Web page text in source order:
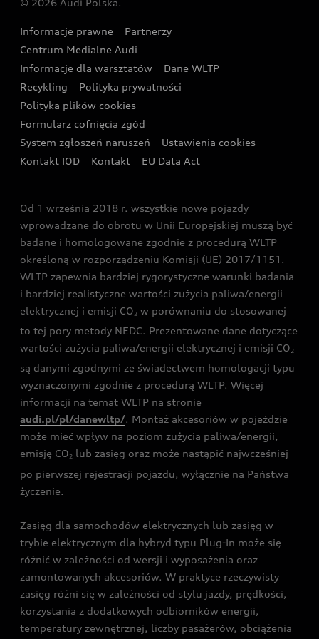
Wyszukaj najbliższego Partnera Audi
Oferta dla przedsiębiorców
Oferta dla klientów prywatnych
Kalkulator rat
Ubezpieczenie
Audi exclusive
Zasięg
Gwarancja
Akcje serwisowe Audi
Katalog online akcesoriów
Audi i Muzeum Sztuki Nowoczesnej w Warszawie
Audi driving experience
Audi quattro Cup
Audi i Puchar Świata w Skokach Narciarskich w
Zakopanem
© 2026 Audi Polska.
Informacje prawne
Partnerzy
Centrum Medialne Audi
Informacje dla warsztatów
Dane WLTP
Recykling
Polityka prywatności
Polityka plików cookies
Formularz cofnięcia zgód
System zgłoszeń naruszeń
Ustawienia cookies
Kontakt IOD
Kontakt EU Data Act
Od 1 września 2018 r. wszystkie nowe pojazdy
wprowadzane do obrotu w Unii Europejskiej muszą być
badane i homologowane zgodnie z procedurą WLTP
określoną w rozporządzeniu Komisji (UE) 2017/1151.
WLTP zapewnia bardziej rygorystyczne warunki badania
i bardziej realistyczne wartości zużycia paliwa/energii
elektrycznej i emisji CO2 w porównaniu do stosowanej
to tej pory metody NEDC. Prezentowane dane dotyczące
wartości zużycia paliwa/energii elektrycznej i emisji CO2
są danymi zgodnymi ze świadectwem homologacji typu
wyznaczonymi zgodnie z procedurą WLTP. Więcej
informacji na temat WLTP na stronie
audi.pl/pl/danewltp/. Montaż akcesoriów w pojeździe
może mieć wpływ na poziom zużycia paliwa/energii,
emisję CO2 lub zasięg oraz może nastąpić najwcześniej
po pierwszej rejestracji pojazdu, wyłącznie na Państwa
życzenie.
Zasięg dla samochodów elektrycznych lub zasięg w
trybie elektrycznym dla hybryd typu Plug-In może się
różnić w zależności od wersji i wyposażenia oraz
zamontowanych akcesoriów. W praktyce rzeczywisty
zasięg różni się w zależności od stylu jazdy, prędkości,
korzystania z dodatkowych odbiorników energii,
temperatury zewnętrznej, liczby pasażerów, obciążenia